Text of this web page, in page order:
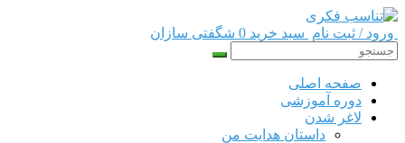
ورود / ثبت نام سبد خرید 0 شگفتی سازان
صفحه اصلی
دوره‌ آموزشی
لاغر شدن
داستان هدایت من